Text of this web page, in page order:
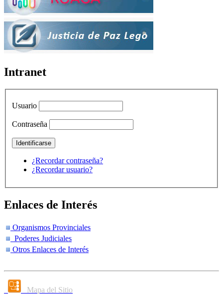
Intranet
Usuario
Contraseña
¿Recordar contraseña?
¿Recordar usuario?
Enlaces de Interés
Organismos Provinciales
Poderes Judiciales
Otros Enlaces de Interés
Mapa del Sitio